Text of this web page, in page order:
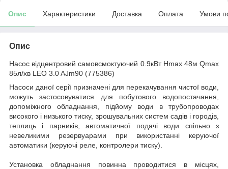
Опис Характеристики Доставка Оплата Умови
Опис
Насос відцентровий самовсмоктуючий 0.9кВт Hmax 48м Qmax
85л/хв LEO 3.0 AJm90 (775386)
Насоси даної серії призначені для перекачування чистої води,
можуть застосовуватися для побутового водопостачання,
допоміжного обладнання, підйому води в трубопроводах
високого і низького тиску, зрошувальних систем садів і городів,
теплиць і парників, автоматичної подачі води спільно з
невеликими резервуарами при використанні керуючої
автоматики (керуючі реле, контролери тиску).
Установка обладнання повинна проводитися в місцях,